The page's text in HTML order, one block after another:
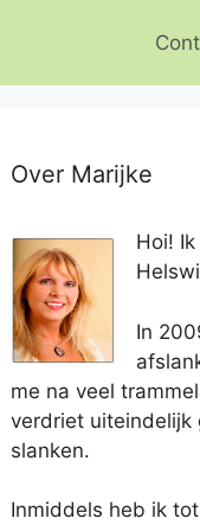
Over Marijke
Hoi!
In
me na veel
verdriet uiteindelijk
slanken.
Inmiddels heb ik